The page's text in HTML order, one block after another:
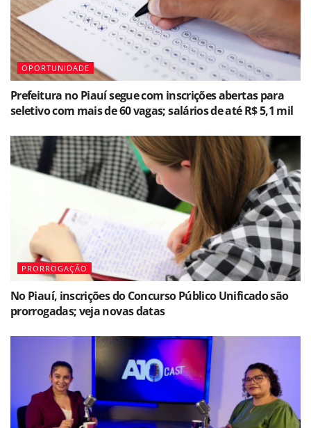
OPORTUNIDADE
Prefeitura no Piauí segue com inscrições abertas para
seletivo com mais de 60 vagas; salários de até R$ 5,1 mil
PRORROGAÇÃO
No Piauí, inscrições do Concurso Público Unificado são
prorrogadas; veja novas datas